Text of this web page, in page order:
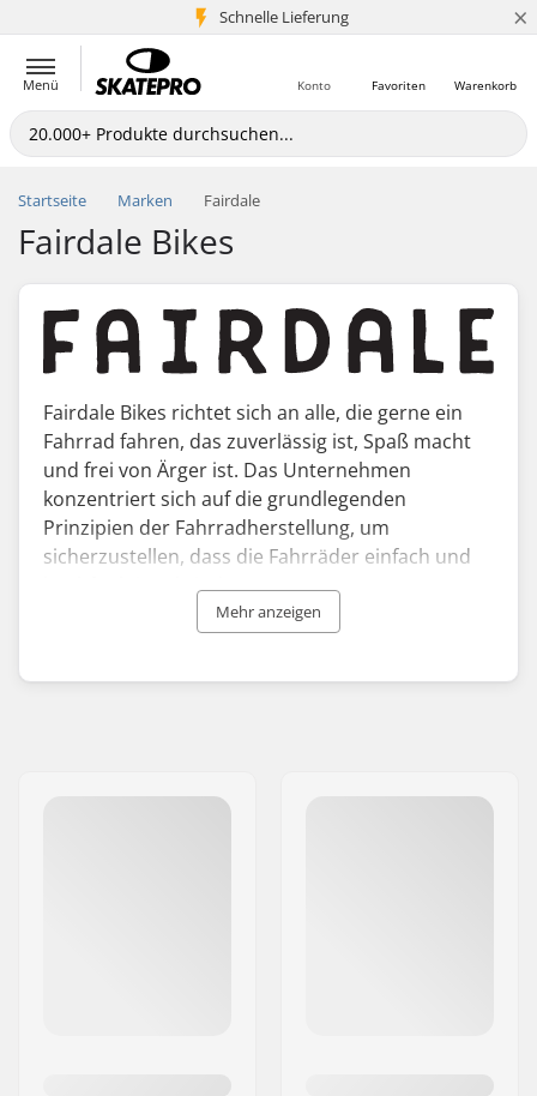
Schnelle Lieferung
5+ Mio. Kunden ×
Menü Warenkorb
Favoriten
Konto
Startseite Marken Fairdale
Fairdale Bikes
Fairdale Bikes richtet sich an alle, die gerne ein
Fahrrad fahren, das zuverlässig ist, Spaß macht
und frei von Ärger ist. Das Unternehmen
konzentriert sich auf die grundlegenden
Prinzipien der Fahrradherstellung, um
sicherzustellen, dass die Fahrräder einfach und
hochfunktional sind.
Fairdale bietet eine Reihe von Fahrrädern an, die
Verwendung von lebhaften, lebendigen Farben
Mehr anzeigen